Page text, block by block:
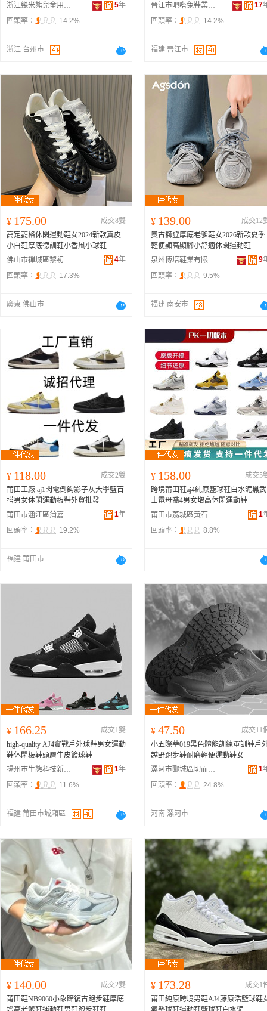
浙江幾米熊兒童用品有限公司
5年
回頭率：
14.2%
浙江 台州市
晉江市吧嗒兔鞋業有限責任公司
17
回頭率：
14.2%
福建 晉江市
¥ 175.00
成交8雙
高定菱格休閑運動鞋女2024新款真皮
小白鞋厚底德訓鞋小香風小球鞋
佛山市禪城區黎初鞋廠
4年
回頭率：
17.3%
廣東 佛山市
¥ 139.00
成交12
奧古獅登厚底老爹鞋女2026新款夏季
輕便顯高顯腳小舒適休閑運動鞋
泉州博培鞋業有限公司
9
回頭率：
9.5%
福建 南安市
¥ 118.00
成交2雙
莆田工廠 aj1閃電倒鈎影子灰大學藍百
搭男女休閑運動板鞋外貿批發
莆田市涵江區蒲嘉匯鞋材廠
1年
回頭率：
19.2%
福建 莆田市
¥ 158.00
成交5
跨境莆田鞋aj4純原籃球鞋白水泥黑武
士電母喬4男女增高休閑運動鞋
莆田市荔城區黃石鎮陳偉百貨零售超市
1
回頭率：
8.8%
¥ 166.25
成交1雙
high-quality AJ4實戰戶外球鞋男女運動
鞋休閑板鞋頭層牛皮籃球鞋
揚州市生態科技新城尚舒鞋業商行
1年
回頭率：
11.6%
福建 莆田市城廂區
¥ 47.50
成交11
小五際華019黑色體能訓練軍訓鞋戶
越野跑步鞋耐磨輕便運動鞋女
漯河市郾城區切而曼制鞋廠
1
回頭率：
24.8%
河南 漯河市
¥ 140.00
成交2雙
莆田鞋NB9060小象蹄復古跑步鞋厚底
¥ 173.28
成交1
莆田純原跨境男鞋AJ4藤原浩籃球鞋